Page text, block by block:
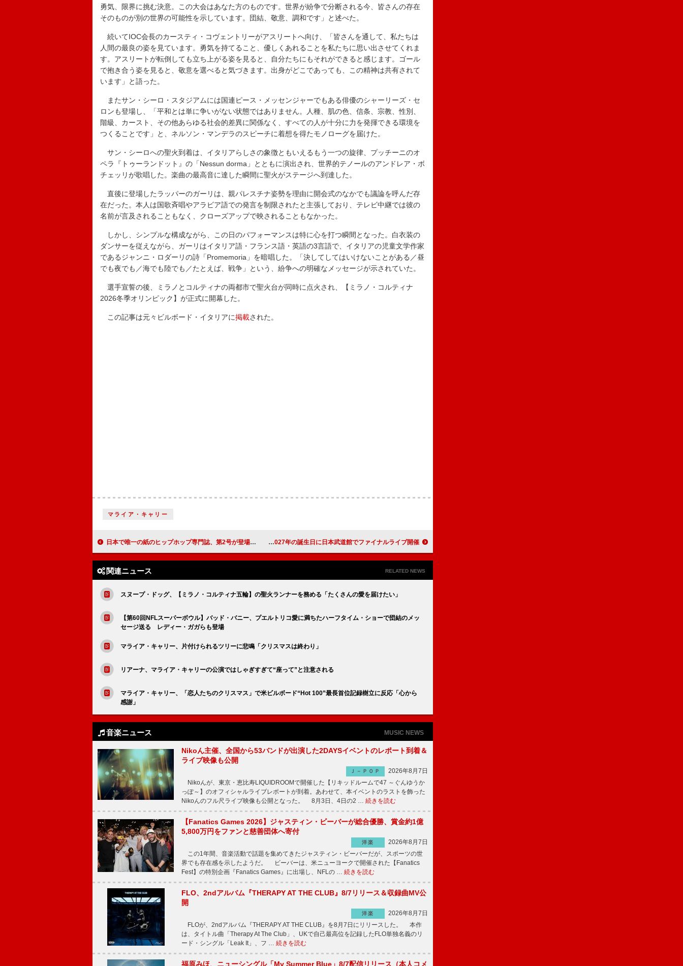
勇気、限界に挑む決意。この大会はあなた方のものです。世界が紛争で分断される今、皆さんの存在
そのものが別の世界の可能性を示しています。団結、敬意、調和です」と述べた。
続いてIOC会長のカースティ・コヴェントリーがアスリートへ向け、「皆さんを通して、私たちは
人間の最良の姿を見ています。勇気を持てること、優しくあれることを私たちに思い出させてくれま
す。アスリートが転倒しても立ち上がる姿を見ると、自分たちにもそれができると感じます。ゴール
で抱き合う姿を見ると、敬意を選べると気づきます。出身がどこであっても、この精神は共有されて
います」と語った。
またサン・シーロ・スタジアムには国連ピース・メッセンジャーでもある俳優のシャーリーズ・セ
ロンも登場し、「平和とは単に争いがない状態ではありません。人種、肌の色、信条、宗教、性別、
階級、カースト、その他あらゆる社会的差異に関係なく、すべての人が十分に力を発揮できる環境を
つくることです」と、ネルソン・マンデラのスピーチに着想を得たモノローグを届けた。
サン・シーロへの聖火到着は、イタリアらしさの象徴ともいえるもう一つの旋律、プッチーニのオ
ペラ『トゥーランドット』の「Nessun dorma」とともに演出され、世界的テノールのアンドレア・ボ
チェッリが歌唱した。楽曲の最高音に達した瞬間に聖火がステージへ到達した。
直後に登場したラッパーのガーリは、親パレスチナ姿勢を理由に開会式のなかでも議論を呼んだ存
在だった。本人は国歌斉唱やアラビア語での発言を制限されたと主張しており、テレビ中継では彼の
名前が言及されることもなく、クローズアップで映されることもなかった。
しかし、シンプルな構成ながら、この日のパフォーマンスは特に心を打つ瞬間となった。白衣装の
ダンサーを従えながら、ガーリはイタリア語・フランス語・英語の3言語で、イタリアの児童文学作家
であるジャンニ・ロダーリの詩「Promemoria」を暗唱した。「決してしてはいけないことがある／昼
でも夜でも／海でも陸でも／たとえば、戦争」という、紛争への明確なメッセージが示されていた。
選手宣誓の後、ミラノとコルティナの両都市で聖火台が同時に点火され、【ミラノ・コルティナ
2026冬季オリンピック】が正式に開幕した。
この記事は元々ビルボード・イタリアに掲載された。
マライア・キャリー
日本で唯一の紙のヒップホップ専門誌、第2号が登場 『ele-king presents HIP HOP 2025-26』2/16発売 東山奈央、音楽活動休止を発表 2027年の誕生日に日本武道館でファイナルライブ開催
関連ニュース RELATED NEWS
スヌープ・ドッグ、【ミラノ・コルティナ五輪】の聖火ランナーを務める「たくさんの愛を届けたい」
【第60回NFLスーパーボウル】バッド・バニー、プエルトリコ愛に満ちたハーフタイム・ショーで団結のメッ
セージ送る レディー・ガガらも登場
マライア・キャリー、片付けられるツリーに悲鳴「クリスマスは終わり」
リアーナ、マライア・キャリーの公演ではしゃぎすぎて“座って”と注意される
マライア・キャリー、「恋人たちのクリスマス」で米ビルボード“Hot 100”最長首位記録樹立に反応「心から
感謝」
音楽ニュース MUSIC NEWS
Nikoん主催、全国から53バンドが出演した2DAYSイベントのレポート到着＆
ライブ映像も公開
Ｊ－ＰＯＰ
2026年8月7日
Nikoんが、東京・恵比寿LIQUIDROOMで開催した【リキッドルームで47 ～ぐんゆうか
っぽ～】のオフィシャルライブレポートが到着。あわせて、本イベントのラストを飾った
Nikoんのフル尺ライブ映像も公開となった。 8月3日、4日の2 … 続きを読む
【Fanatics Games 2026】ジャスティン・ビーバーが総合優勝、賞金約1億
5,800万円をファンと慈善団体へ寄付
洋楽
2026年8月7日
この1年間、音楽活動で話題を集めてきたジャスティン・ビーバーだが、スポーツの世
界でも存在感を示したようだ。 ビーバーは、米ニューヨークで開催された【Fanatics
Fest】の特別企画『Fanatics Games』に出場し、NFLの … 続きを読む
FLO、2ndアルバム『THERAPY AT THE CLUB』8/7リリース＆収録曲MV公
開
洋楽
2026年8月7日
FLOが、2ndアルバム『THERAPY AT THE CLUB』を8月7日にリリースした。 本作
は、タイトル曲「Therapy At The Club」、UKで自己最高位を記録したFLO単独名義のリ
ード・シングル「Leak It」、フ … 続きを読む
福原みほ、ニューシングル「My Summer Blue」8/7配信リリース（本人コメ